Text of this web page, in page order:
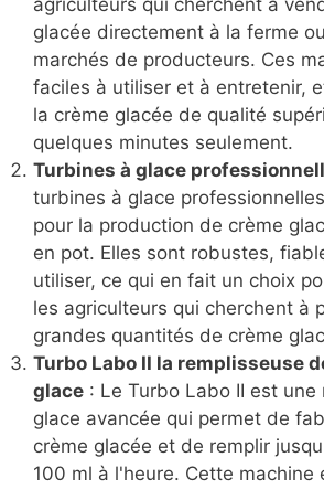
agriculteurs qui cherchent à
glacée directement à la ferme
marchés de producteurs. Ces
faciles à utiliser et à entretenir,
la crème glacée de qualité
quelques minutes seulement.
Turbines à glace
turbines à glace
pour la production de crème
en pot. Elles sont robustes,
utiliser, ce qui en fait un choix
les agriculteurs qui cherchent à
grandes quantités de crème
Turbo Labo II la remplisseuse
glace : Le Turbo Labo II est une
glace avancée qui permet de
crème glacée et de remplir
100 ml à l'heure. Cette machine